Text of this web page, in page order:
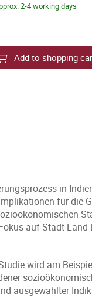
2-4 working days
Add to shopping
in
für die
auf Stadt-
wird am
ausgewählter